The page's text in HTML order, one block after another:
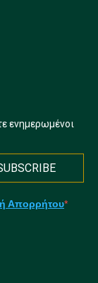
ενημερωμένοι
Απορρήτου